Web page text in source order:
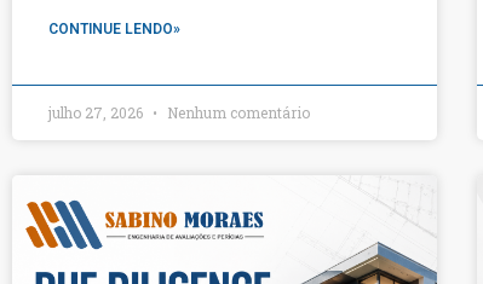
CONTINUE LENDO»
julho 27, 2026 Nenhum comentário